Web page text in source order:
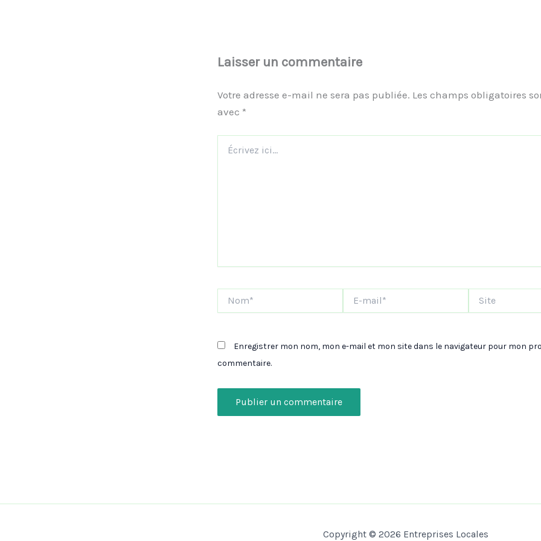
Laisser un commentaire
Votre adresse e-mail ne sera pas publiée. Les champs obligatoires
avec *
ici…
mail*
Enregistrer mon nom, mon e-mail et mon site dans le navigateur pour mon
commentaire.
Copyright © 2026 Entreprises Locales